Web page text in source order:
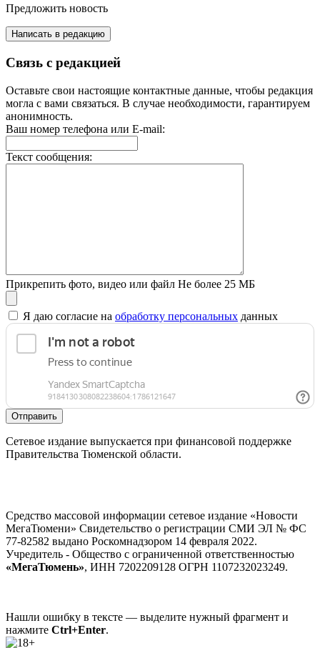
Предложить новость
Написать в редакцию
Связь с редакцией
Оставьте свои настоящие контактные данные, чтобы редакция
могла с вами связаться. В случае необходимости, гарантируем
анонимность.
Ваш номер телефона или E-mail:
Текст сообщения:
Прикрепить фото, видео или файл Не более 25 МБ
Я даю согласие на обработку персональных данных
Отправить
Сетевое издание выпускается при финансовой поддержке
Правительства Тюменской области.
Средство массовой информации сетевое издание «Новости
МегаТюмени» Свидетельство о регистрации СМИ ЭЛ № ФС
77-82582 выдано Роскомнадзором 14 февраля 2022.
Учредитель - Общество с ограниченной ответственностью
«МегаТюмень», ИНН 7202209128 ОГРН 1107232023249.
Нашли ошибку в тексте — выделите нужный фрагмент и
нажмите Ctrl+Enter.